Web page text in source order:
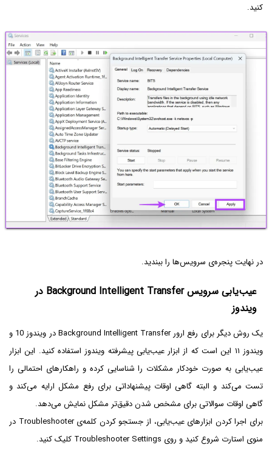
کنید.
در نهایت پنجره‌ی سرویس‌ها را ببندید.
عیب‌یابی سرویس Background Intelligent Transfer در
ویندوز
یک روش دیگر برای رفع ارور Background Intelligent Transfer در ویندوز 10 و
ویندوز ۱۱ این است که از ابزار عیب‌یابی پیشرفته ویندوز استفاده کنید. این ابزار
عیب‌یابی به صورت خودکار مشکلات را شناسایی کرده و راهکارهای احتمالی را
تست می‌کند و البته گاهی اوقات پیشنهاداتی برای رفع مشکل ارایه می‌کند و
گاهی اوقات سوالاتی برای مشخص شدن دقیق‌تر مشکل نمایش می‌دهد.
برای اجرا کردن ابزارهای عیب‌یابی، از جستجو کردن کلمه‌ی Troubleshooter در
منوی استارت شروع کنید و روی Troubleshooter Settings کلیک کنید.